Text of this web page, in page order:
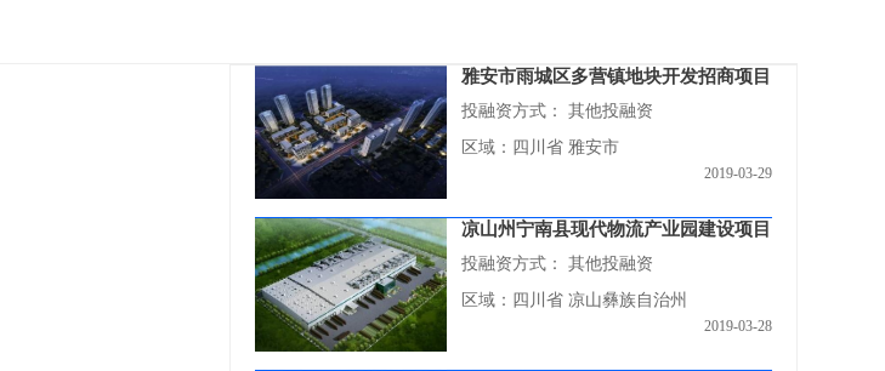
雅安市雨城区多营镇地块开发招商项目
投融资方式：
其他投融资
区域：四川省 雅安市
2019-03-29
凉山州宁南县现代物流产业园建设项目
投融资方式：
其他投融资
区域：四川省 凉山彝族自治州
2019-03-28